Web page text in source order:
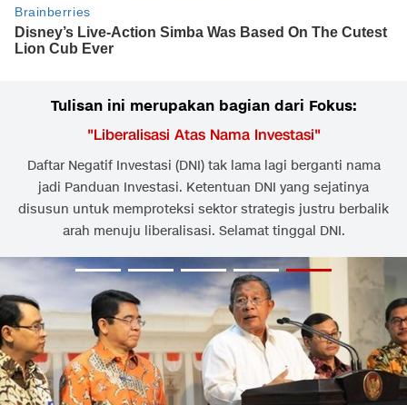
Tulisan ini merupakan bagian dari Fokus:
"Liberalisasi Atas Nama Investasi"
Daftar Negatif Investasi (DNI) tak lama lagi berganti nama
jadi Panduan Investasi. Ketentuan DNI yang sejatinya
disusun untuk memproteksi sektor strategis justru berbalik
arah menuju liberalisasi. Selamat tinggal DNI.